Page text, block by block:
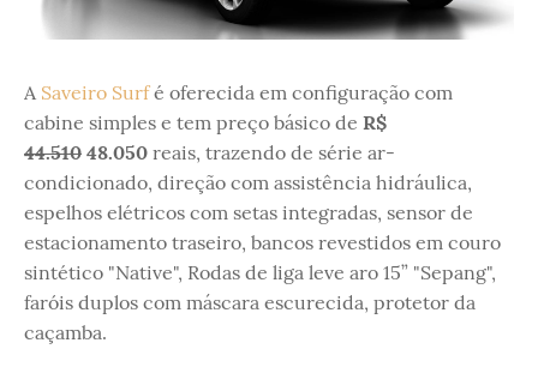
A Saveiro Surfé oferecida em configuração com
cabine simples e tem preço básico de R$
44.510 48.050 reais, trazendo de série ar-
condicionado, direção com assistência hidráulica,
espelhos elétricos com setas integradas, sensor de
estacionamento traseiro, bancos revestidos em couro
sintético "Native", Rodas de liga leve aro 15” "Sepang",
faróis duplos com máscara escurecida, protetor da
caçamba.